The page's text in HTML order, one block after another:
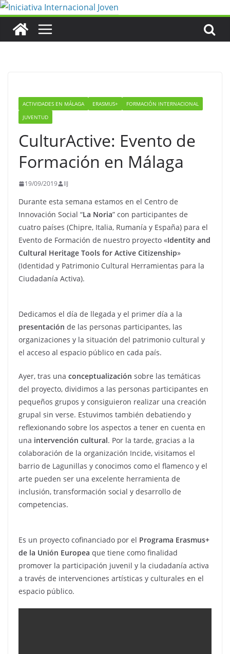
Saltar
contenido
ACTIVIDADES EN MÁLAGA ERASMUS+
FORMACIÓN INTERNACIONAL
JUVENTUD
CulturActive: Evento de
Formación en Málaga
19/09/2019 IIJ
Durante esta semana estamos en el Centro de
Innovación Social “La Noria” con participantes de
cuatro países (Chipre, Italia, Rumanía y España) para el
Evento de Formación de nuestro proyecto «Identity and
Cultural Heritage Tools for Active Citizenship»
(Identidad y Patrimonio Cultural Herramientas para la
Ciudadanía Activa).
Dedicamos el día de llegada y el primer día a la
presentación de las personas participantes, las
organizaciones y la situación del patrimonio cultural y
el acceso al espacio público en cada país.
Ayer, tras una conceptualización sobre las temáticas
del proyecto, dividimos a las personas participantes en
pequeños grupos y consiguieron realizar una creación
grupal sin verse. Estuvimos también debatiendo y
reflexionando sobre los aspectos a tener en cuenta en
una intervención cultural. Por la tarde, gracias a la
colaboración de la organización Incide, visitamos el
barrio de Lagunillas y conocimos como el flamenco y el
arte pueden ser una excelente herramienta de
inclusión, transformación social y desarrollo de
competencias.
Es un proyecto cofinanciado por el Programa Erasmus+
de la Unión Europea que tiene como finalidad
promover la participación juvenil y la ciudadanía activa
a través de intervenciones artísticas y culturales en el
espacio público.